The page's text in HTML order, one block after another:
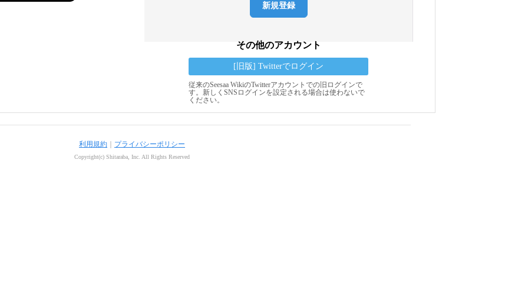
新規登録
その他のアカウント
[旧版] Twitterでログイン
従来のSeesaa WikiのTwitterアカウントでの旧ログインで
す。新しくSNSログインを設定される場合は使わないで
ください。
利用規約 プライバシーポリシー
Copyright(c) Shitaraba, Inc. All Rights Reserved